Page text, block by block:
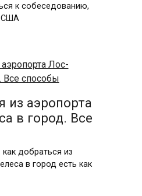
к собеседованию,
США
из аэропорта
в город. Все
добраться из
в город есть как